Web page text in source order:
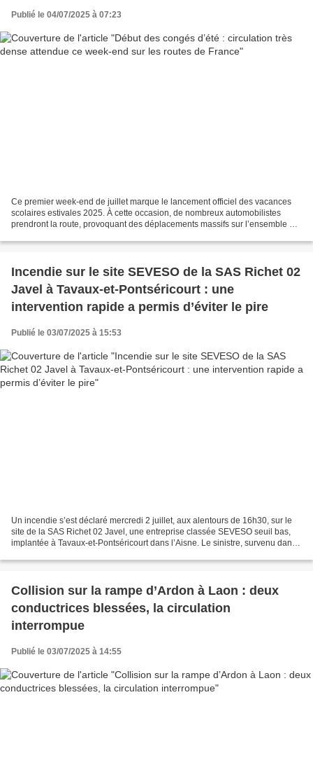
Publié le 04/07/2025 à 07:23
Ce premier week-end de juillet marque le lancement officiel des vacances
scolaires estivales 2025. À cette occasion, de nombreux automobilistes
prendront la route, provoquant des déplacements massifs sur l’ensemble du
Incendie sur le site SEVESO de la SAS Richet 02
Javel à Tavaux-et-Pontséricourt : une
intervention rapide a permis d’éviter le pire
Publié le 03/07/2025 à 15:53
Un incendie s’est déclaré mercredi 2 juillet, aux alentours de 16h30, sur le
site de la SAS Richet 02 Javel, une entreprise classée SEVESO seuil bas,
implantée à Tavaux-et-Pontséricourt dans l’Aisne. Le sinistre, survenu dans
Collision sur la rampe d’Ardon à Laon : deux
conductrices blessées, la circulation
interrompue
Publié le 03/07/2025 à 14:55